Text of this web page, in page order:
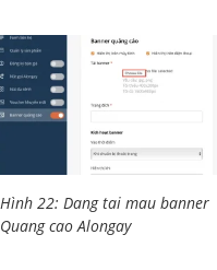
Hình 22: Dang tai mau banner
Quang cao Alongay